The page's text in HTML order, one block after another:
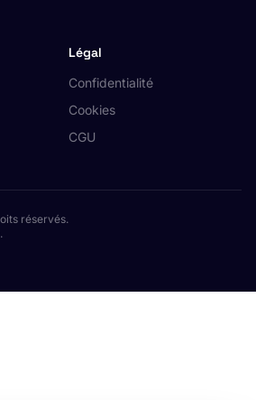
Légal
Confidentialité
Cookies
CGU
réservés.